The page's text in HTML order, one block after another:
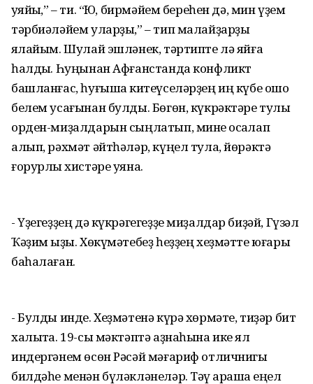
ҡуяйыҡ,” – ти. “Юҡ, бирмәйем береһен дә, мин үҙем
тәрбиәләйем уларҙы,” – тип малайҙарҙы
яҡлайым. Шулай эшләнек, тәртипте лә яйға
һалдыҡ. Һуңынан Афғанстанда конфликт
башланғас, һуғышҡа китеүселәрҙең иң күбе ошо
белем усағынан булды. Бөгөн, күкрәктәре тулы
орден-миҙалдарын сыңлатып, мине ҡосаҡлап
алып, рәхмәт әйтһәләр, күңел тула, йөрәктә
ғорурлыҡ хистәре уяна.
- Үҙегеҙҙең дә күкрәгегеҙҙе миҙалдар биҙәй, Гүзәл
Ҡәҙим ҡыҙы. Хөкүмәтебеҙ һеҙҙең хеҙмәтте юғары
баһалаған.
- Булды инде. Хеҙмәтенә күрә хөрмәте, тиҙәр бит
халыҡта. 19-сы мәктәптә аҙнаһына ике ял
индергәнем өсөн Рәсәй мәғариф отличнигы
билдәһе менән бүләкләнеләр. Тәү ҡарашҡа еңел